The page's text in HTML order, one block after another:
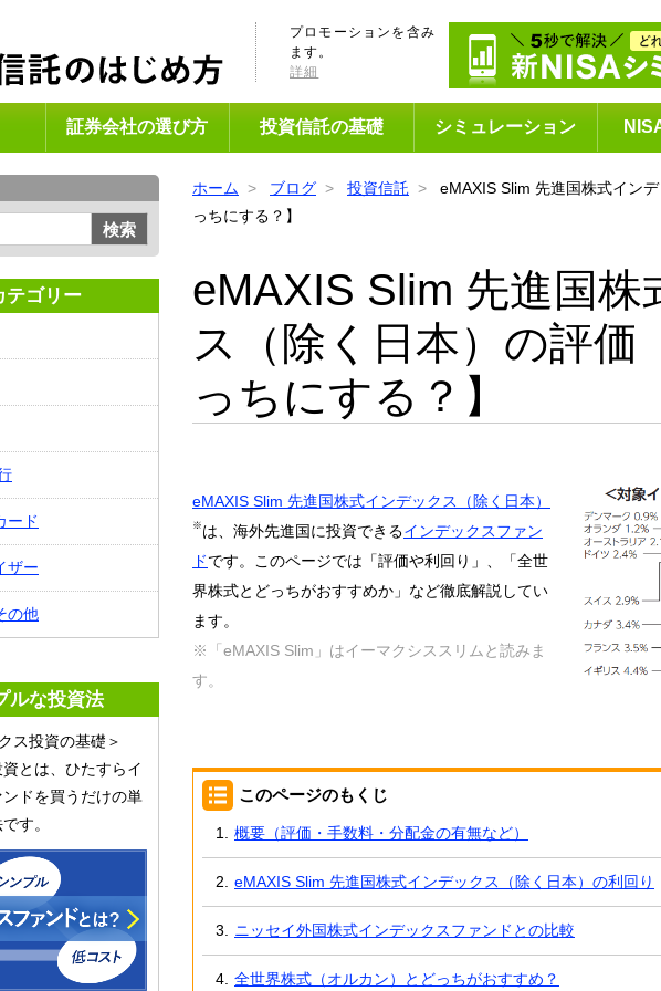
プロモーションを含み
ます。
詳細
証券会社の選び方 投資信託の基礎 シミュレーション
ホーム ブログ 投資信託
eMAXIS Slim 先進国株式イン
っちにする？】
eMAXIS Slim 先進国
ス（除く日本）の評価
っちにする？】
eMAXIS Slim 先進国株式インデックス（除く日本）
※ は、海外先進国に投資できるインデックスファン
ドです。このページでは「評価や利回り」、「全世
界株式とどっちがおすすめか」など徹底解説してい
ます。
※「eMAXIS Slim」はイーマクシススリムと読みま
す。
このページのもくじ
概要（評価・手数料・分配金の有無など）
eMAXIS Slim 先進国株式インデックス（除く日本）の利回り
ニッセイ外国株式インデックスファンドとの比較
全世界株式（オルカン）とどっちがおすすめ？
検索
テゴリー
ード
ザー
の他
ルな投資法
ス投資の基礎＞
とは、ひたすらイ
ドを買うだけの単
す。